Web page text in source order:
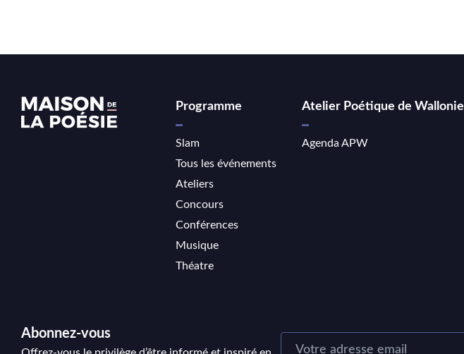
Programme
Slam
Tous les événements
Ateliers
Concours
Conférences
Musique
Théatre
Atelier Poétique de Wallonie
Agenda APW
Abonnez-vous